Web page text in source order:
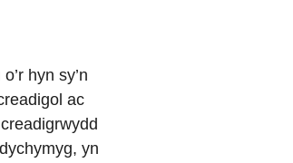
hyn sy’n
ac
yn